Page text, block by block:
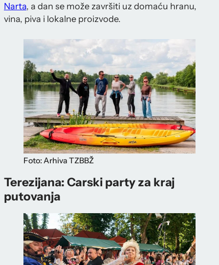
Narta, a dan se može završiti uz domaću hranu,
vina, piva i lokalne proizvode.
Foto: Arhiva TZBBŽ
Terezijana: Carski party za kraj
putovanja